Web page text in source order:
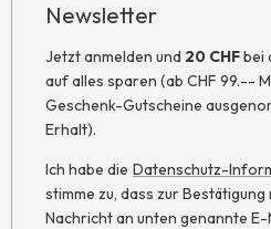
Newsletter
Jetzt anmelden und 20 CHFbei
auf alles sparen (ab CHF 99.--
Geschenk-Gutscheine
Erhalt).
Ich habe die Datenschutz-
stimme zu, dass zur
Nachricht an unten genannte